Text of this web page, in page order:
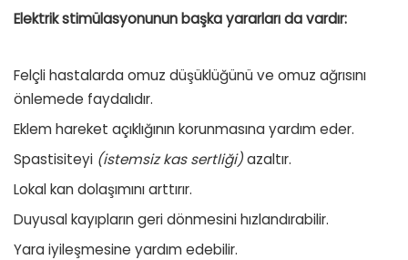
Elektrik stimülasyonunun başka yararları da vardır:
Felçli hastalarda omuz düşüklüğünü ve omuz ağrısını
önlemede faydalıdır.
Eklem hareket açıklığının korunmasına yardım eder.
Spastisiteyi (istemsiz kas sertliği)azaltır.
Lokal kan dolaşımını arttırır.
Duyusal kayıpların geri dönmesini hızlandırabilir.
Yara iyileşmesine yardım edebilir.